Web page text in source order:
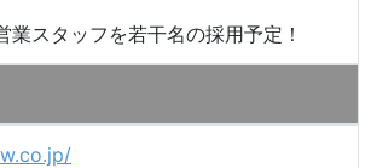
業スタッフを若干名の採用予定！